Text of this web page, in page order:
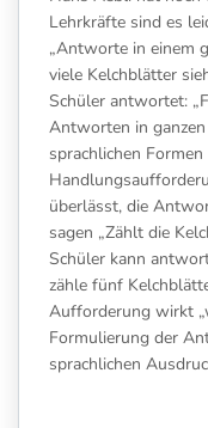
Lehrkräfte sind es
„Antworte in einem
viele Kelchblätter
Schüler antwortet:
Antworten in
sprachlichen
überlässt, die
sagen „Zählt die
Schüler kann
zähle fünf
Aufforderung wirkt
Formulierung der
sprachlichen